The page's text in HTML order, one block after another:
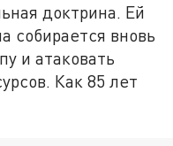
доктрина. Ей
собирается вновь
и атаковать
Как 85 лет